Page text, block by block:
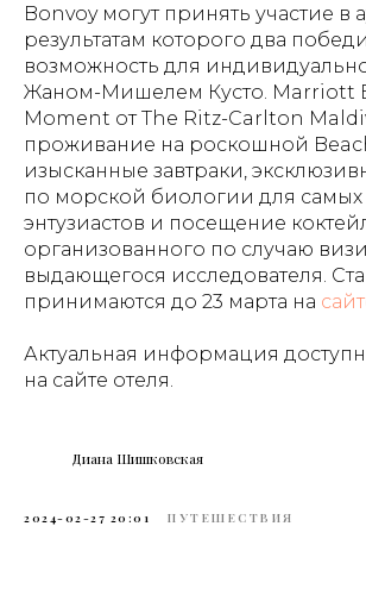
Bonvoy могут принять участие в
результатам которого два
возможность для
Жаном-Мишелем Кусто. Marriott
Moment от The Ritz-Carlton
проживание на роскошной
изысканные завтраки,
по морской биологии для самых
энтузиастов и посещение
организованного по случаю
выдающегося исследователя.
принимаются до 23 марта на
Актуальная информация
на сайте отеля.
Диана Шишковская
2024-02-27 20:01 ПУТЕШЕСТВИЯ